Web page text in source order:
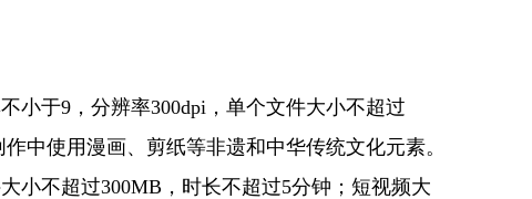
于9，分辨率300dpi，单个文件大小不超过
中使用漫画、剪纸等非遗和中华传统文化元素。
不超过300MB，时长不超过5分钟；短视频大